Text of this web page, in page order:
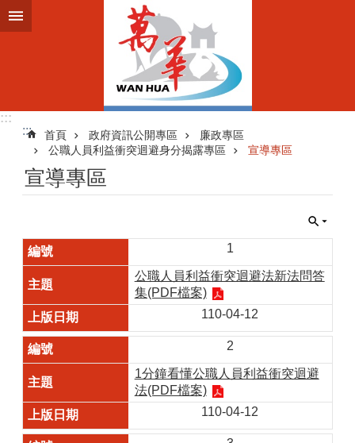
跳到主要內容區塊
:::
:::
首頁 政府資訊公開專區
廉政專區
公職人員利益衝突迴避身分揭露專區
宣導專區
宣導專區
1
公職人員利益衝突迴避法新法問答
集(PDF檔案)
110-04-12
2
1分鐘看懂公職人員利益衝突迴避
法(PDF檔案)
110-04-12